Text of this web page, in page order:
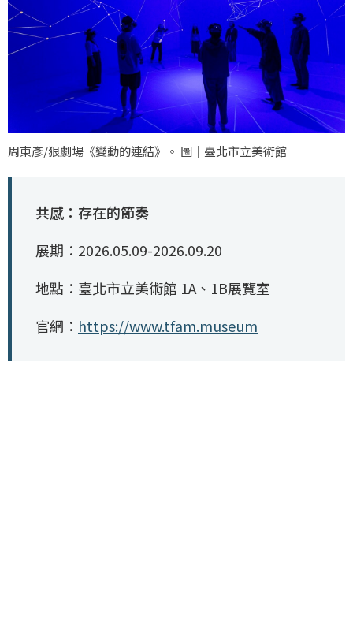
周東彥/狠劇場《變動的連結》。 圖｜臺北市立美術館
共感：存在的節奏
展期：2026.05.09-2026.09.20
地點：臺北市立美術館 1A、1B展覽室
官網： https://www.tfam.museum